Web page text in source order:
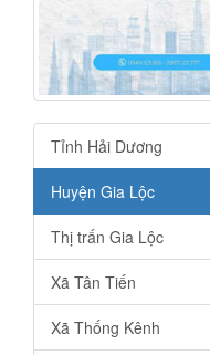
Tỉnh Hải Dương
Huyện Gia Lộc
Thị trấn Gia Lộc
Xã Tân Tiến
Xã Thống Kênh